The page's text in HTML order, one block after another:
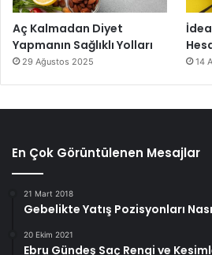
Aç Kalmadan Diyet
Yapmanın Sağlıklı Yolları
29 Ağustos 2025 14
En Çok Görüntülenen Mesajlar
21 Mart 2018
Gebelikte Yatış Pozisyonları
20 Ekim 2021
Ebru Gündeş Saç Rengi ve